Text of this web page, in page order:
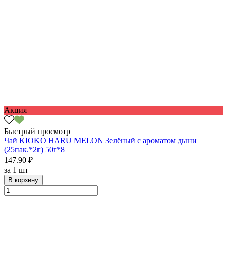
Акция
Быстрый просмотр
Чай KIOKO HARU MELON Зелёный с ароматом дыни
(25пак.*2г) 50г*8
147.90 ₽
за 1 шт
В корзину